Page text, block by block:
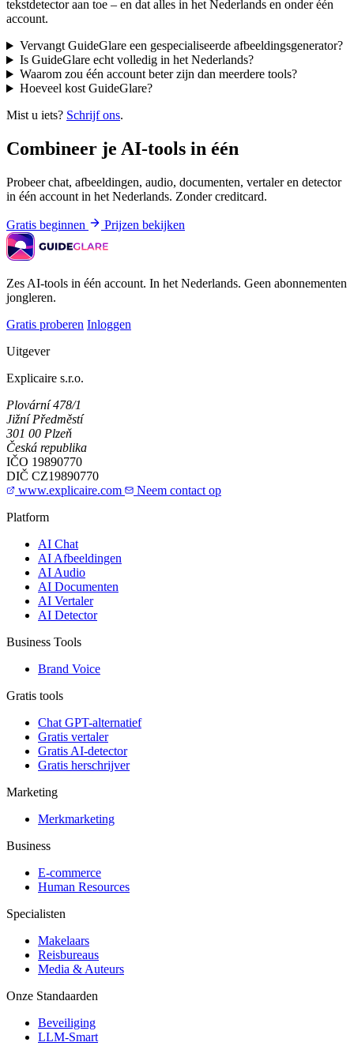
tekstdetector aan toe – en dat alles in het Nederlands en onder één
account.
Vervangt GuideGlare een gespecialiseerde afbeeldingsgenerator?
Is GuideGlare echt volledig in het Nederlands?
Waarom zou één account beter zijn dan meerdere tools?
Hoeveel kost GuideGlare?
Mist u iets? Schrijf ons.
Combineer je AI-tools in één
Probeer chat, afbeeldingen, audio, documenten, vertaler en detector
in één account in het Nederlands. Zonder creditcard.
Gratis beginnen Prijzen bekijken
Zes AI-tools in één account. In het Nederlands. Geen abonnementen
jongleren.
Gratis proberen Inloggen
Uitgever
Explicaire s.r.o.
Plovární 478/1
Jižní Předměstí
301 00 Plzeň
Česká republika
IČO 19890770
DIČ CZ19890770
www.explicaire.com
Neem contact op
Platform
AI Chat
AI Afbeeldingen
AI Audio
AI Documenten
AI Vertaler
AI Detector
Business Tools
Brand Voice
Gratis tools
Chat GPT-alternatief
Gratis vertaler
Gratis AI-detector
Gratis herschrijver
Marketing
Merkmarketing
Business
E-commerce
Human Resources
Specialisten
Makelaars
Reisbureaus
Media & Auteurs
Onze Standaarden
Beveiliging
LLM-Smart